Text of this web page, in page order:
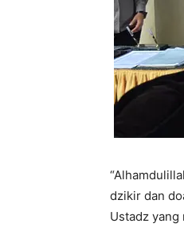
dzikir dan
Ustadz